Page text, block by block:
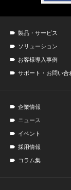
製品・サービス
ソリューション
お客様導入事例
サポート・お問い合
企業情報
ニュース
イベント
採用情報
コラム集